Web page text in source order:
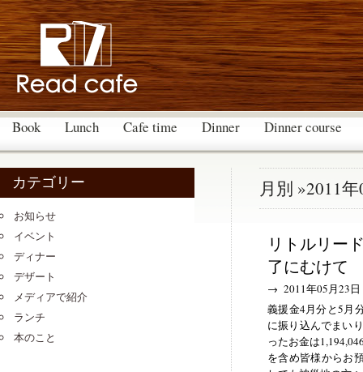
Book Lunch Cafe time Dinner Dinner course
月別 »2011
リトルリー
了にむけて
→ 2011年05月23日
義援金4月分と5月
に振り込んでまい
ったお金は
を含め皆様からお
カテゴリー
お知らせ
イベント
ディナー
デザート
メディアで紹介
ランチ
本のこと